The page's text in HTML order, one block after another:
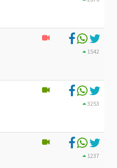
1542
3253
1237